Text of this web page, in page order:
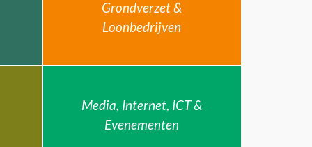
Grondverzet &
Loonbedrijven
Media, Internet, ICT &
Evenementen